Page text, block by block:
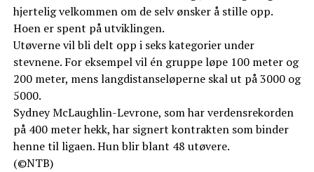
hjertelig velkommen om de selv ønsker å stille opp.
Hoen er spent på utviklingen.
Utøverne vil bli delt opp i seks kategorier under
stevnene. For eksempel vil én gruppe løpe 100 meter og
200 meter, mens langdistanseløperne skal ut på 3000 og
5000.
Sydney McLaughlin-Levrone, som har verdensrekorden
på 400 meter hekk, har signert kontrakten som binder
henne til ligaen. Hun blir blant 48 utøvere.
(©NTB)